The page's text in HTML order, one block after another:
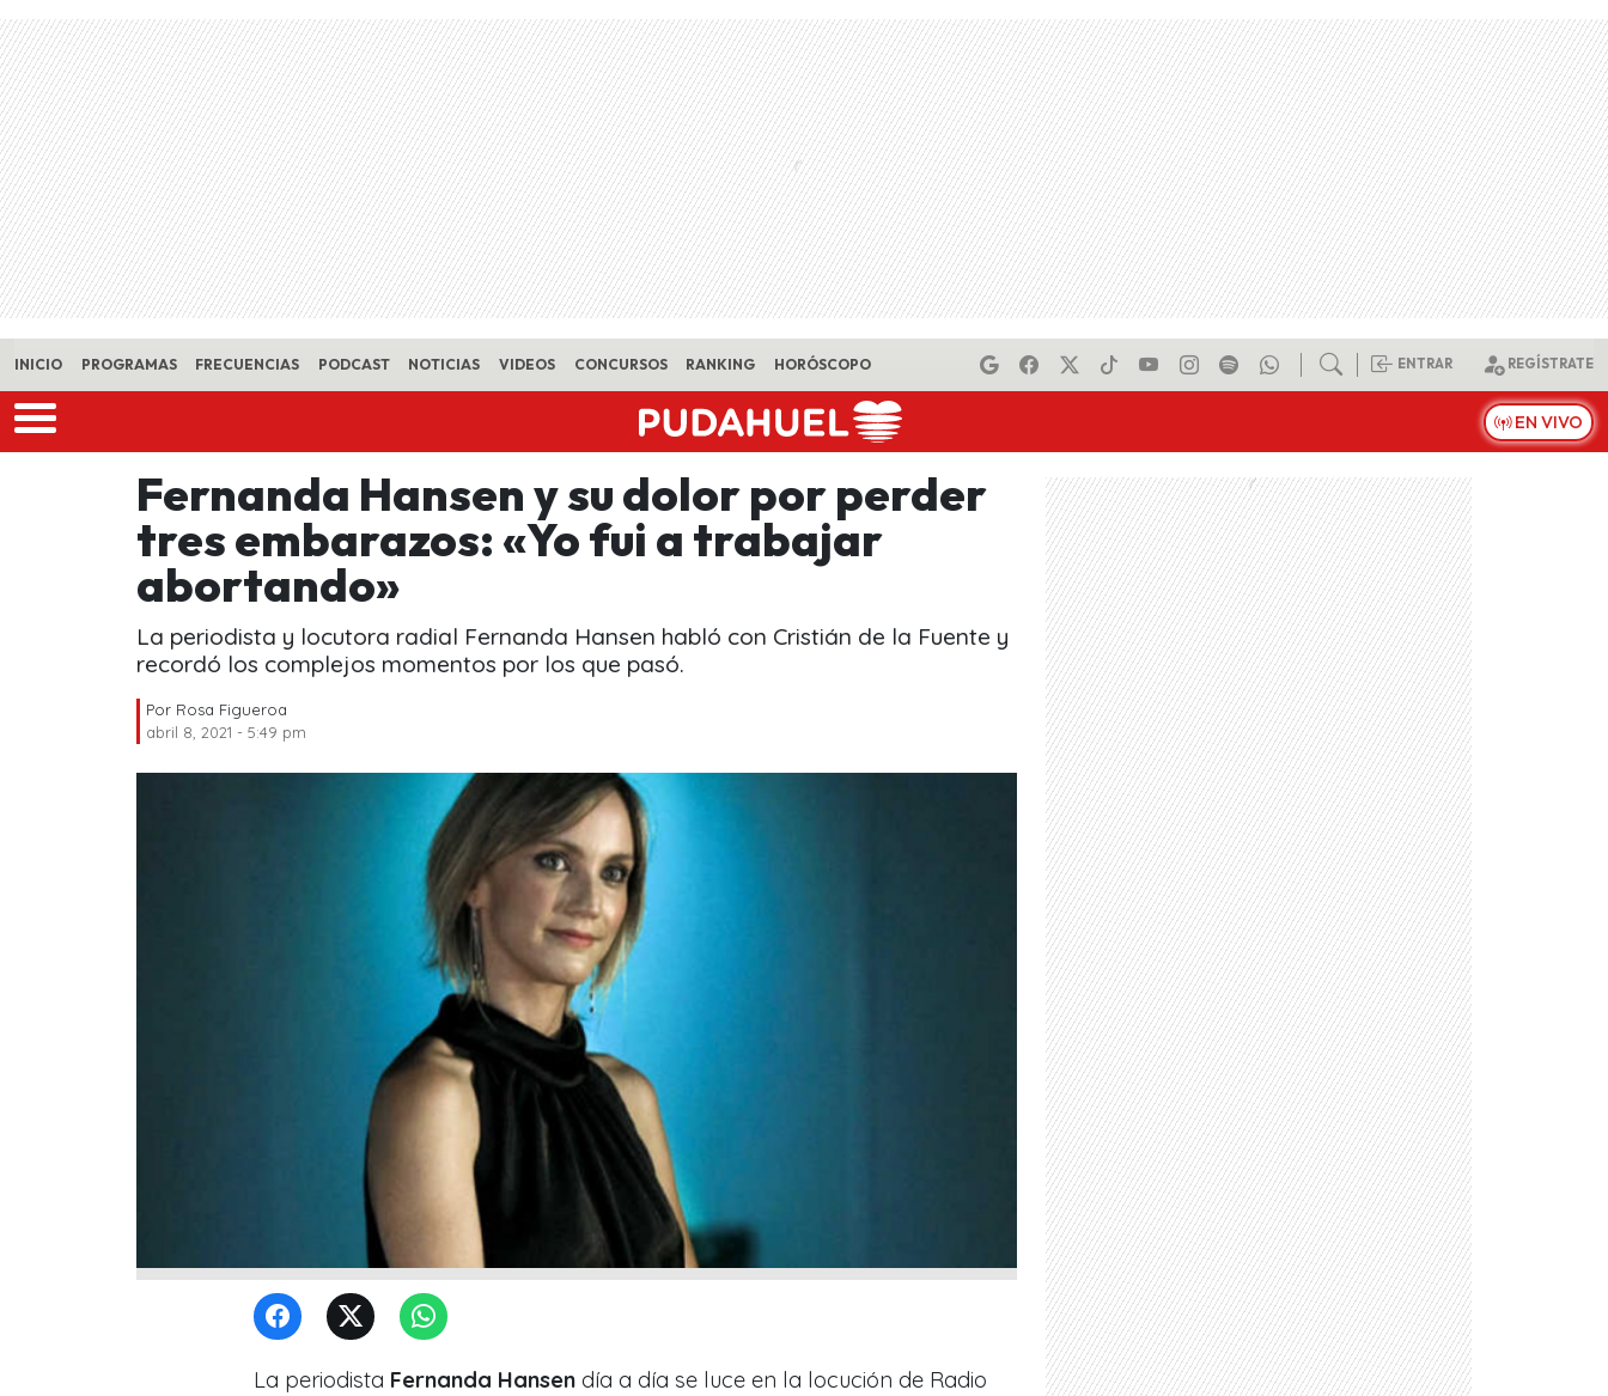
Skip to main content
INICIO PROGRAMAS FRECUENCIAS PODCAST NOTICIAS VIDEOS CONCURSOS RANKING HORÓSCOPO ENTRAR REGÍSTRATE
EN VIVO
Fernanda Hansen y su dolor por perder
tres embarazos: «Yo fui a trabajar
abortando»
La periodista y locutora radial Fernanda Hansen habló con Cristián de la Fuente y
recordó los complejos momentos por los que pasó.
Por Rosa Figueroa
abril 8, 2021 - 5:49 pm
La periodista Fernanda Hansen día a día se luce en la locución de Radio